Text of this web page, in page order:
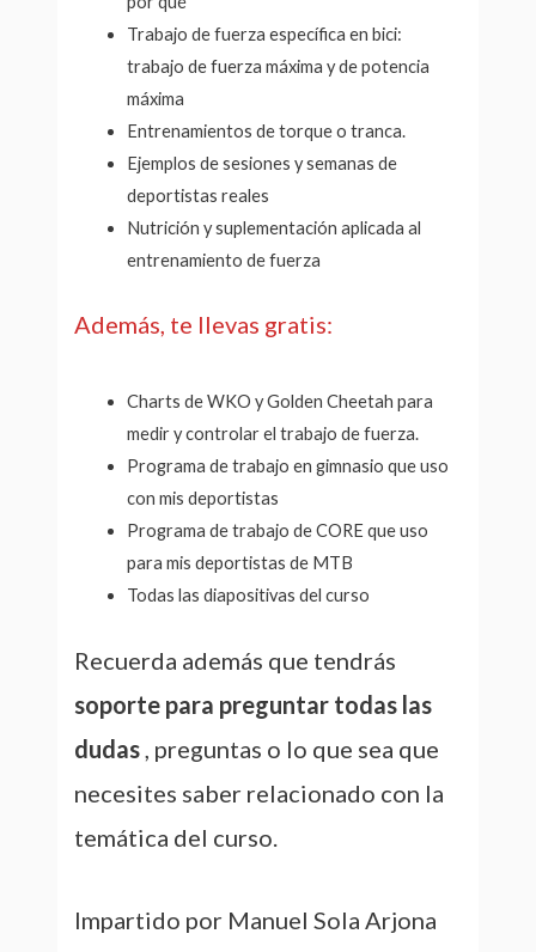
Trabajo de fuerza específica en bici:
trabajo de fuerza máxima y de potencia
máxima
Entrenamientos de torque o tranca.
Ejemplos de sesiones y semanas de
deportistas reales
Nutrición y suplementación aplicada al
entrenamiento de fuerza
Además, te llevas gratis:
Charts de WKO y Golden Cheetah para
medir y controlar el trabajo de fuerza.
Programa de trabajo en gimnasio que uso
con mis deportistas
Programa de trabajo de CORE que uso
para mis deportistas de MTB
Todas las diapositivas del curso
Recuerda además que tendrás
soporte para preguntar todas las
dudas, preguntas o lo que sea que
necesites saber relacionado con la
temática del curso.
Impartido por Manuel Sola Arjona